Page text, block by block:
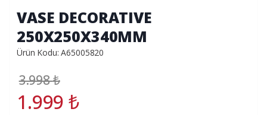
VASE DECORATIVE
250X250X340MM
Ürün Kodu: A65005820
3.998₺
1.999₺